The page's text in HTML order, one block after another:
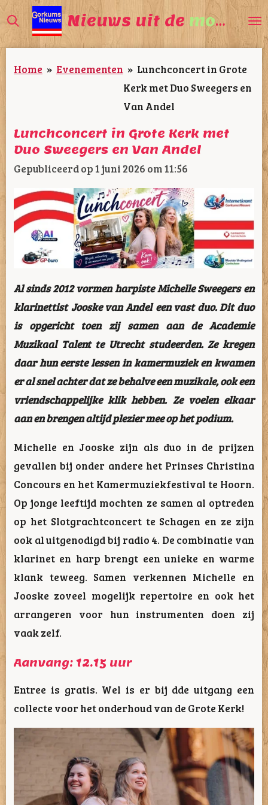
Ga
direct
naar
de
Nieuws uit de mooiste
Home » Evenementen » Lunchconcert in Grote
Kerk met Duo Sweegers en
Van Andel
Lunchconcert in Grote Kerk met
Duo Sweegers en Van Andel
Gepubliceerd op 1 juni 2026 om 11:56
Al sinds 2012 vormen harpiste Michelle Sweegers en
klarinettist Jooske van Andel een vast duo. Dit duo
is opgericht toen zij samen aan de Academie
Muzikaal Talent te Utrecht studeerden. Ze kregen
daar hun eerste lessen in kamermuziek en kwamen
er al snel achter dat ze behalve een muzikale, ook een
vriendschappelijke klik hebben. Ze voelen elkaar
aan en brengen altijd plezier mee op het podium.
Michelle en Jooske zijn als duo in de prijzen
gevallen bij onder andere het Prinses Christina
Concours en het Kamermuziekfestival te Hoorn.
Op jonge leeftijd mochten ze samen al optreden
op het Slotgrachtconcert te Schagen en ze zijn
ook al uitgenodigd bij radio 4. De combinatie van
klarinet en harp brengt een unieke en warme
klank teweeg. Samen verkennen Michelle en
Jooske zoveel mogelijk repertoire en ook het
arrangeren voor hun instrumenten doen zij
vaak zelf.
Aanvang: 12.15 uur
Entree is gratis. Wel is er bij dde uitgang een
collecte voor het onderhoud van de Grote Kerk!